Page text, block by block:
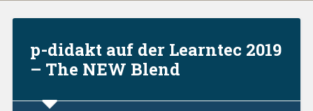
p-didakt auf der Learntec 2019
– The NEW Blend